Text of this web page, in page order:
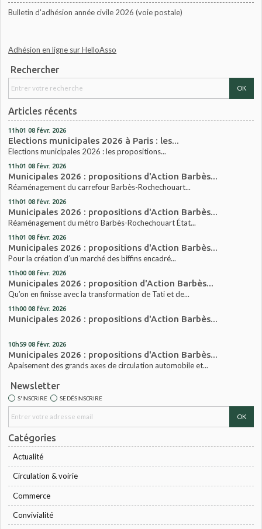
Bulletin d'adhésion année civile 2026 (voie postale)
Adhésion en ligne sur HelloAsso
Rechercher
Articles récents
11h01 08 févr. 2026
Elections municipales 2026 à Paris : les...
Elections municipales 2026 : les propositions...
11h01 08 févr. 2026
Municipales 2026 : propositions d'Action Barbès...
Réaménagement du carrefour Barbès-Rochechouart...
11h01 08 févr. 2026
Municipales 2026 : propositions d'Action Barbès...
Réaménagement du métro Barbès-Rochechouart État...
11h01 08 févr. 2026
Municipales 2026 : propositions d'Action Barbès...
Pour la création d’un marché des biffins encadré...
11h00 08 févr. 2026
Municipales 2026 : proposition d'Action Barbès...
Qu’on en finisse avec la transformation de Tati et de...
11h00 08 févr. 2026
Municipales 2026 : propositions d'Action Barbès...
10h59 08 févr. 2026
Municipales 2026 : propositions d'Action Barbès...
Apaisement des grands axes de circulation automobile et...
Newsletter
S'INSCRIRE SE DÉSINSCRIRE
Catégories
Actualité
Circulation & voirie
Commerce
Convivialité